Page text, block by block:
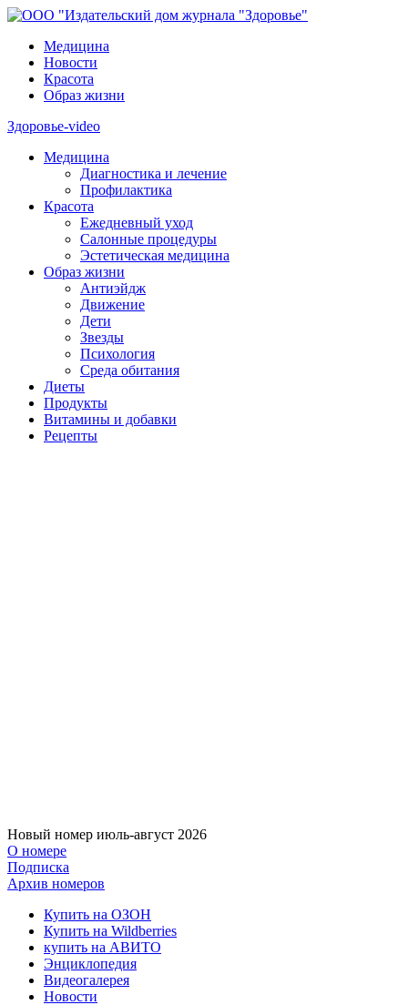
Медицина
Новости
Красота
Образ жизни
Здоровье-video
Медицина
Диагностика и лечение
Профилактика
Красота
Ежедневный уход
Салонные процедуры
Эстетическая медицина
Образ жизни
Антиэйдж
Движение
Дети
Звезды
Психология
Среда обитания
Диеты
Продукты
Витамины и добавки
Рецепты
Новый номер июль-август 2026
О номере
Подписка
Архив номеров
Купить на ОЗОН
Купить на Wildberries
купить на АВИТО
Энциклопедия
Видеогалерея
Новости